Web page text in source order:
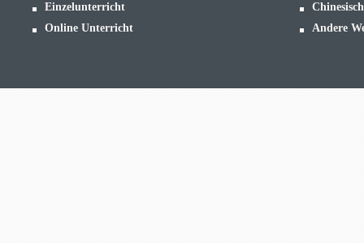
Einzelunterricht
Online Unterricht
Andere